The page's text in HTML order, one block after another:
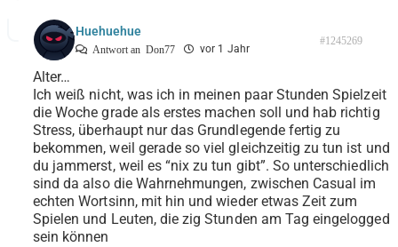
Huehuehue
Antwort an Don77 vor 1 Jahr
#1245269
Alter…
Ich weiß nicht, was ich in meinen paar Stunden Spielzeit
die Woche grade als erstes machen soll und hab richtig
Stress, überhaupt nur das Grundlegende fertig zu
bekommen, weil gerade so viel gleichzeitig zu tun ist und
du jammerst, weil es “nix zu tun gibt”. So unterschiedlich
sind da also die Wahrnehmungen, zwischen Casual im
echten Wortsinn, mit hin und wieder etwas Zeit zum
Spielen und Leuten, die zig Stunden am Tag eingelogged
sein können